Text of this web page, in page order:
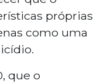
próprias
como uma
que o